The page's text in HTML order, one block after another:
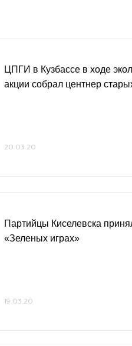
ЦПГИ в Кузбассе в ходе
акции собрал центнер
20.03.20
Партийцы Киселевска
«Зеленых играх»
19.03.20